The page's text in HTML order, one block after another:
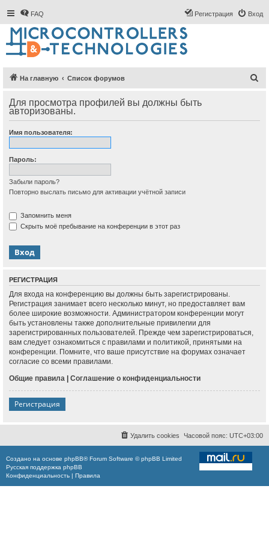
FAQ Вход
Регистрация
На главную Список форумов
с
Для просмотра профилей вы должны быть
авторизованы.
Имя пользователя:
Пароль:
Забыли пароль?
Повторно выслать письмо для активации учётной записи
Запомнить меня
Скрыть моё пребывание на конференции в этот раз
РЕГИСТРАЦИЯ
Для входа на конференцию вы должны быть зарегистрированы.
Регистрация занимает всего несколько минут, но предоставляет вам
более широкие возможности. Администратором конференции могут
быть установлены также дополнительные привилегии для
зарегистрированных пользователей. Прежде чем зарегистрироваться,
вам следует ознакомиться с правилами и политикой, принятыми на
конференции. Помните, что ваше присутствие на форумах означает
согласие со всеми правилами.
Общие правила | Соглашение о конфиденциальности
Регистрация
Часовой пояс: UTC+03:00
Удалить cookies
Создано на основе phpBB® Forum Software © phpBB Limited
Русская поддержка phpBB
Конфиденциальность | Правила